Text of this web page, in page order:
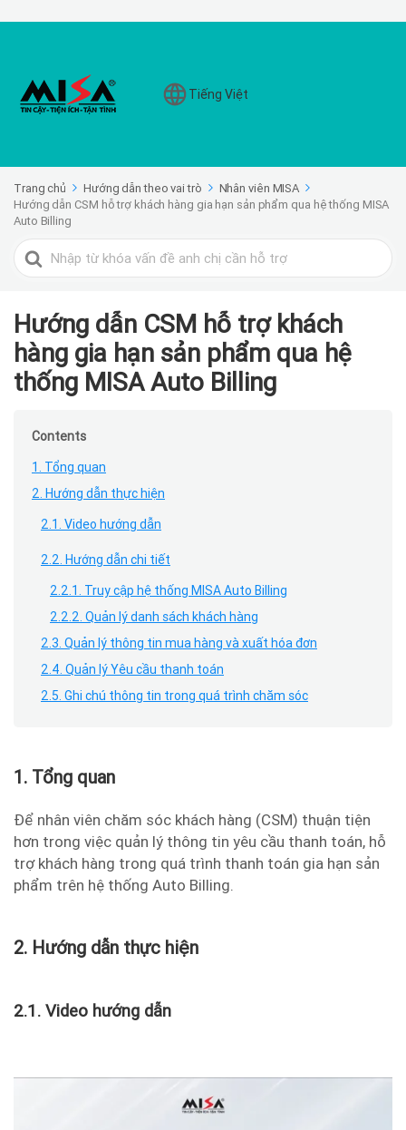
Tiếng Việt
Trang chủ Hướng dẫn theo vai trò
Nhân viên MISA
Hướng dẫn CSM hỗ trợ khách hàng gia hạn sản phẩm qua hệ thống MISA
Auto Billing
Search
For
Hướng dẫn CSM hỗ trợ khách
hàng gia hạn sản phẩm qua hệ
thống MISA Auto Billing
Contents
1. Tổng quan
2. Hướng dẫn thực hiện
2.1. Video hướng dẫn
2.2. Hướng dẫn chi tiết
2.2.1. Truy cập hệ thống MISA Auto Billing
2.2.2. Quản lý danh sách khách hàng
2.3. Quản lý thông tin mua hàng và xuất hóa đơn
2.4. Quản lý Yêu cầu thanh toán
2.5. Ghi chú thông tin trong quá trình chăm sóc
1. Tổng quan
Để nhân viên chăm sóc khách hàng (CSM) thuận tiện
hơn trong việc quản lý thông tin yêu cầu thanh toán, hỗ
trợ khách hàng trong quá trình thanh toán gia hạn sản
phẩm trên hệ thống Auto Billing.
2. Hướng dẫn thực hiện
2.1. Video hướng dẫn